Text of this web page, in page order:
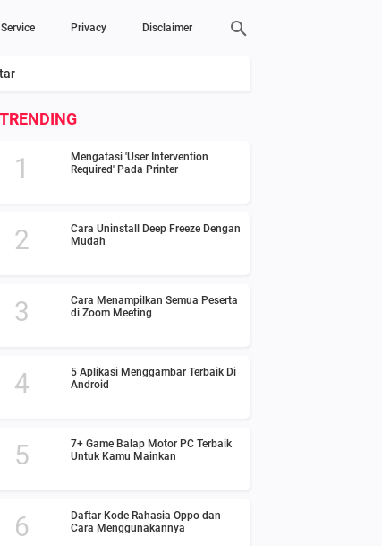
Privacy Disclaimer
TRENDING
Mengatasi 'User Intervention
Required' Pada Printer
Cara Uninstall Deep Freeze Dengan
Mudah
Cara Menampilkan Semua Peserta
di Zoom Meeting
5 Aplikasi Menggambar Terbaik Di
Android
7+ Game Balap Motor PC Terbaik
Untuk Kamu Mainkan
Daftar Kode Rahasia Oppo dan
Cara Menggunakannya